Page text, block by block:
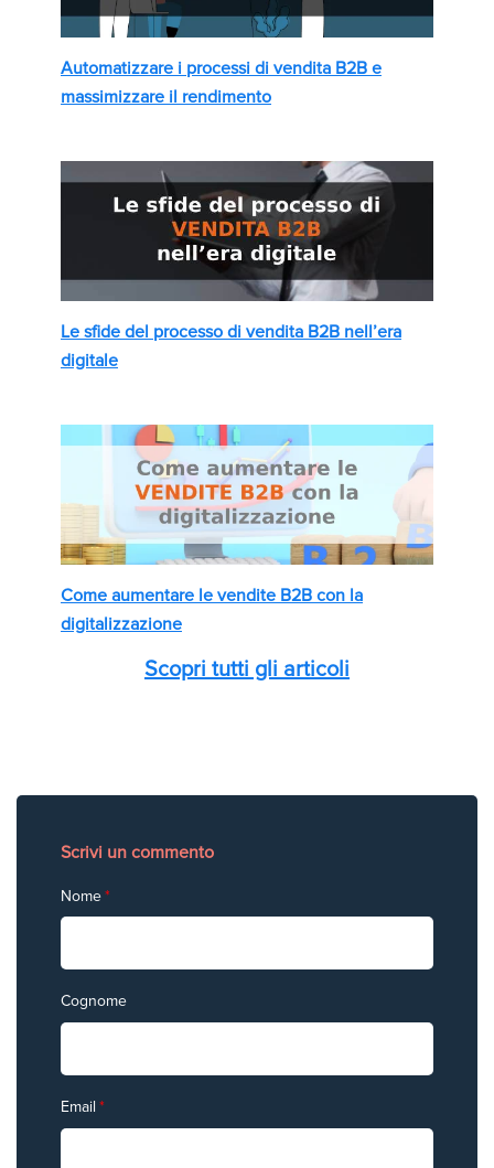
Automatizzare i processi di vendita B2B e
massimizzare il rendimento
Le sfide del processo di vendita B2B nell’era
digitale
Come aumentare le vendite B2B con la
digitalizzazione
Scopri tutti gli articoli
Scrivi un commento
Nome*
Cognome
Email *